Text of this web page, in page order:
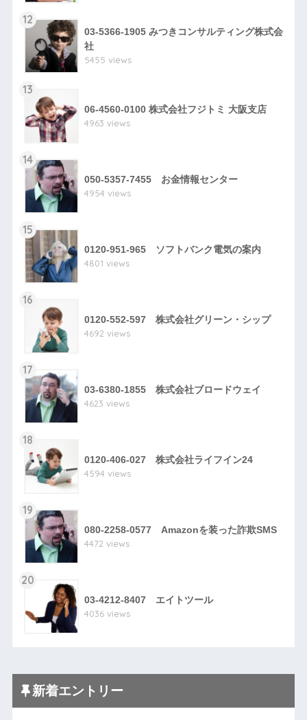
12
03-5366-1905 みつきコンサルティング株式会
社
5455 views
13
06-4560-0100 株式会社フジトミ 大阪支店
4963 views
14
050-5357-7455 お金情報センター
4954 views
15
0120-951-965 ソフトバンク電気の案内
4801 views
16
0120-552-597 株式会社グリーン・シップ
4692 views
17
03-6380-1855 株式会社ブロードウェイ
4623 views
18
0120-406-027 株式会社ライフイン24
4594 views
19
080-2258-0577 Amazonを装った詐欺SMS
4472 views
20
03-4212-8407 エイトツール
4036 views
新着エントリー